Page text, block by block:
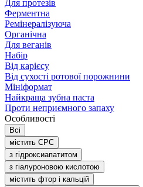
Для протезів
Ферментна
Ремінералізуюча
Органічна
Для веганів
Набір
Від карієсу
Від сухості ротової порожнини
Мініформат
Найкраща зубна паста
Проти неприємного запаху
Особливості
Всі
містить CPC
з гідроксиапатитом
з гіалуроновою кислотою
містить фтор і кальцій